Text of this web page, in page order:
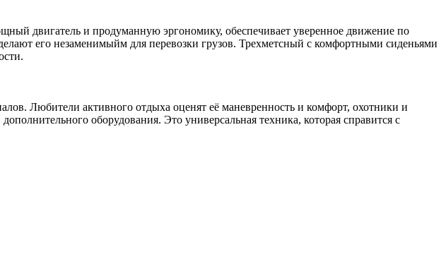
двигатель и продуманную эргономику, обеспечивает уверенное движение по
его незаменимыйм для перевозки грузов. Трехметсный с комфортными сиденьями
Любители активного отдыха оценят её маневренность и комфорт, охотники и
оборудования. Это универсальная техника, которая справится с